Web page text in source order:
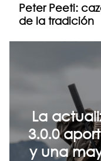
Peter Peeti:
de la tradición
La
3.0.0
y una